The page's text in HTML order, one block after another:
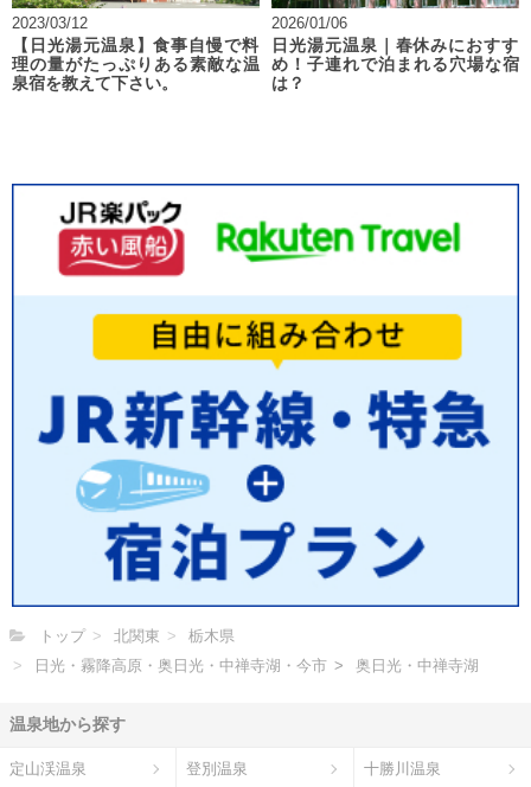
2023/03/12
【日光湯元温泉】食事自慢で料
理の量がたっぷりある素敵な温
泉宿を教えて下さい。
2026/01/06
日光湯元温泉｜春休みにおすす
め！子連れで泊まれる穴場な宿
は？
トップ 北関東
栃木県
日光・霧降高原・奥日光・中禅寺湖・今市
奥日光・中禅寺湖
温泉地から探す
定山渓温泉 登別温泉 十勝川温泉